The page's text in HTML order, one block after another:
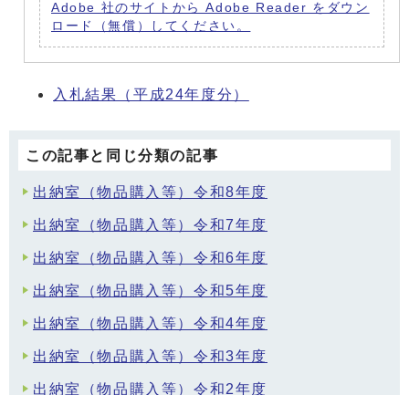
Adobe 社のサイトから Adobe Reader をダウン
ロード（無償）してください。
入札結果（平成24年度分）
この記事と同じ分類の記事
出納室（物品購入等）令和8年度
出納室（物品購入等）令和7年度
出納室（物品購入等）令和6年度
出納室（物品購入等）令和5年度
出納室（物品購入等）令和4年度
出納室（物品購入等）令和3年度
出納室（物品購入等）令和2年度